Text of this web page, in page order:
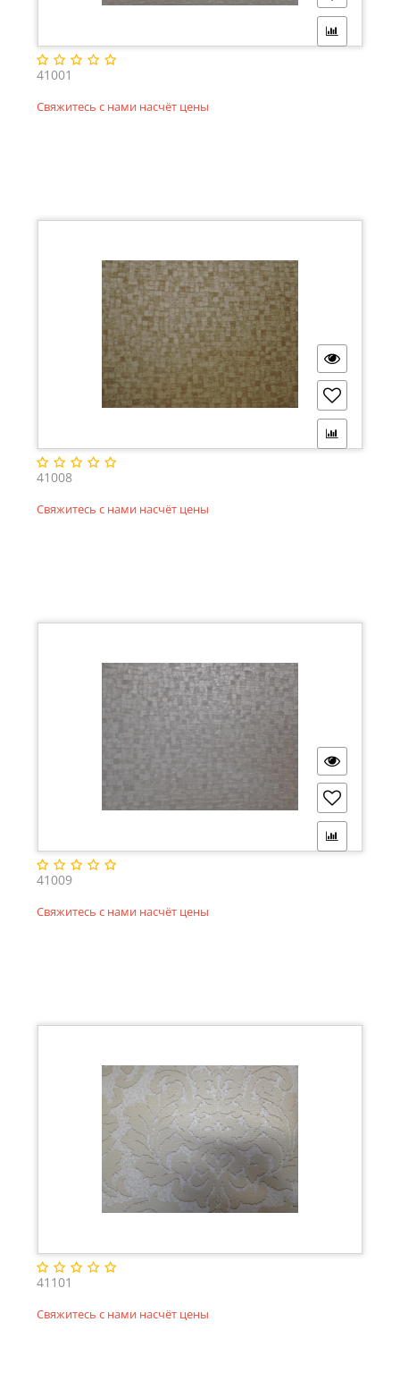
41001
Свяжитесь с нами насчёт цены
41008
Свяжитесь с нами насчёт цены
41009
Свяжитесь с нами насчёт цены
41101
Свяжитесь с нами насчёт цены